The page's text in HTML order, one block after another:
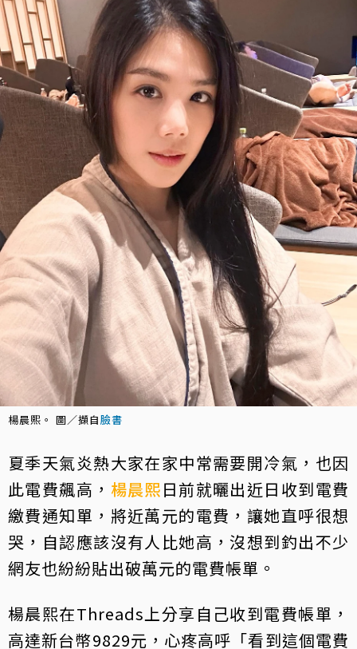
楊晨熙。 圖／擷自臉書
夏季天氣炎熱大家在家中常需要開冷氣，也因
此電費飆高， 楊晨熙日前就曬出近日收到電費
繳費通知單，將近萬元的電費，讓她直呼很想
哭，自認應該沒有人比她高，沒想到釣出不少
網友也紛紛貼出破萬元的電費帳單。
楊晨熙在Threads上分享自己收到電費帳單，
高達新台幣9829元，心疼高呼「看到這個電費